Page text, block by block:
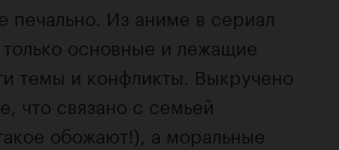
печально. Из аниме в сериал
основные и лежащие
темы и конфликты. Выкручено
что связано с семьей
обожают!), а моральные